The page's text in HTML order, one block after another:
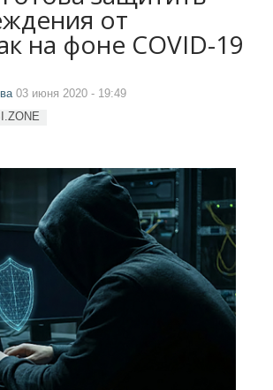
от
на фоне COVID-19
03 июня 2020 - 19:49